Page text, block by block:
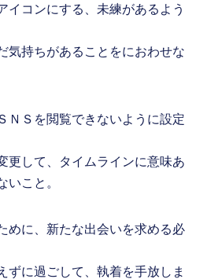
イコンにする、未練があるよう
気持ちがあることをにおわせな
ＮＳを閲覧できないように設定
更して、タイムラインに意味あ
いこと。
めに、新たな出会いを求める必
ずに過ごして、執着を手放しま